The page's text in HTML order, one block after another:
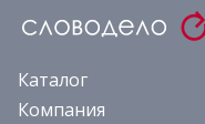
Каталог
Компания